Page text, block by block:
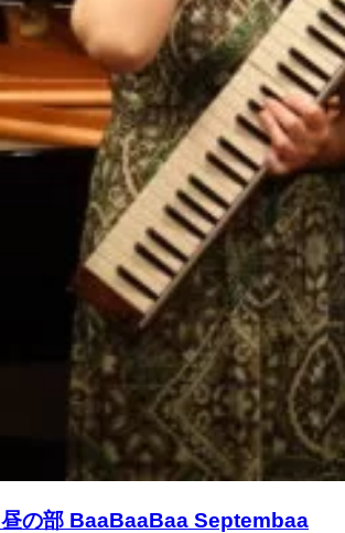
の部 BaaBaaBaa Septembaa